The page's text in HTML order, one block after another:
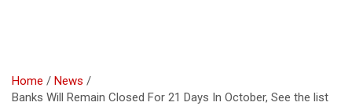
Home
News
Banks Will Remain Closed For 21 Days In October, See the list